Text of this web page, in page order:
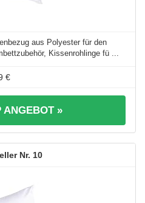
aus Polyester für den
Kissenrohlinge fü ...
€
ANGEBOT »
10